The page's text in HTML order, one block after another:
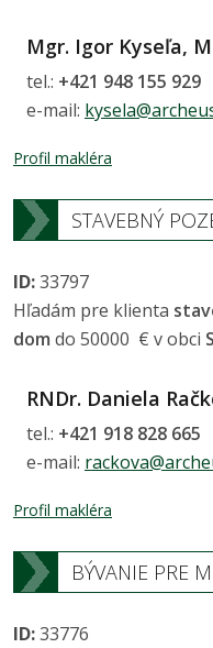
Mgr. Igor Kyseľa,
tel.: +421 948 155 929
e-mail:
Profil makléra
STAVEBNÝ
ID:33797
Hľadám pre klienta
dom do 50000 € v obci
RNDr. Daniela
tel.: +421 918 828 665
e-mail:
Profil makléra
BÝVANIE PRE
ID:33776